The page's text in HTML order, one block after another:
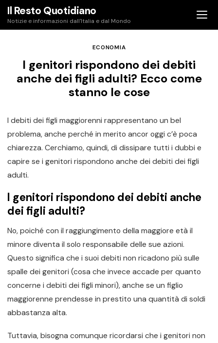
Skip
content
Il Resto Quotidiano
Notizie e informazioni dall'Italia e dal Mondo
ECONOMIA
I genitori rispondono dei debiti
anche dei figli adulti? Ecco come
stanno le cose
I debiti dei figli maggiorenni rappresentano un bel
problema, anche perché in merito ancor oggi c’è poca
chiarezza. Cerchiamo, quindi, di dissipare tutti i dubbi e
capire se i genitori rispondono anche dei debiti dei figli
adulti.
I genitori rispondono dei debiti anche
dei figli adulti?
No, poiché con il raggiungimento della maggiore età il
minore diventa il solo responsabile delle sue azioni.
Questo significa che i suoi debiti non ricadono più sulle
spalle dei genitori (cosa che invece accade per quanto
concerne i debiti dei figli minori), anche se un figlio
maggiorenne prendesse in prestito una quantità di soldi
abbastanza alta.
Tuttavia, bisogna comunque ricordarsi che i genitori non